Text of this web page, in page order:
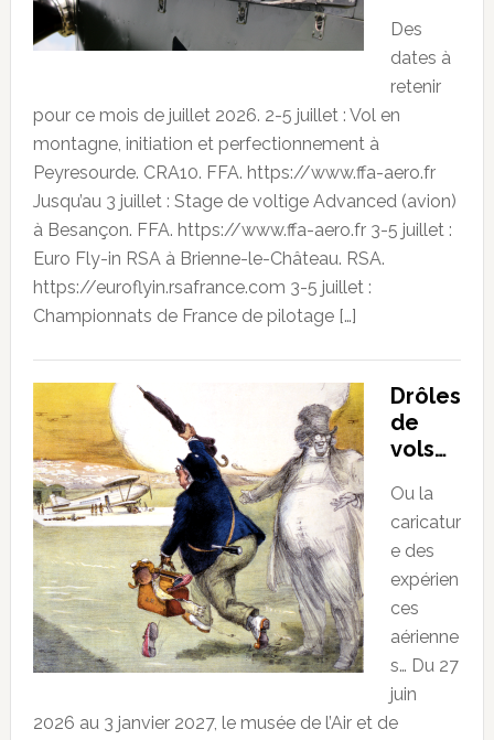
Des
dates à
retenir
pour ce mois de juillet 2026. 2-5 juillet : Vol en
montagne, initiation et perfectionnement à
Peyresourde. CRA10. FFA. https://www.ffa-aero.fr
Jusqu’au 3 juillet : Stage de voltige Advanced (avion)
à Besançon. FFA. https://www.ffa-aero.fr 3-5 juillet :
Euro Fly-in RSA à Brienne-le-Château. RSA.
https://euroflyin.rsafrance.com 3-5 juillet :
Championnats de France de pilotage […]
Drôles
de
vols…
Ou la
caricatur
e des
expérien
ces
aérienne
s… Du 27
juin
2026 au 3 janvier 2027, le musée de l’Air et de